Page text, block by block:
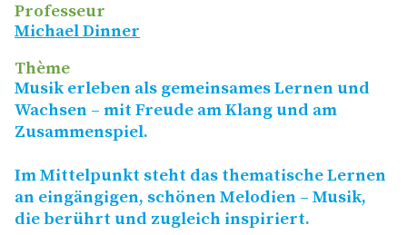
Professeur
Michael Dinner
Thème
Musik erleben als gemeinsames Lernen und
Wachsen – mit Freude am Klang und am
Zusammenspiel.
Im Mittelpunkt steht das thematische Lernen
an eingängigen, schönen Melodien – Musik,
die berührt und zugleich inspiriert.